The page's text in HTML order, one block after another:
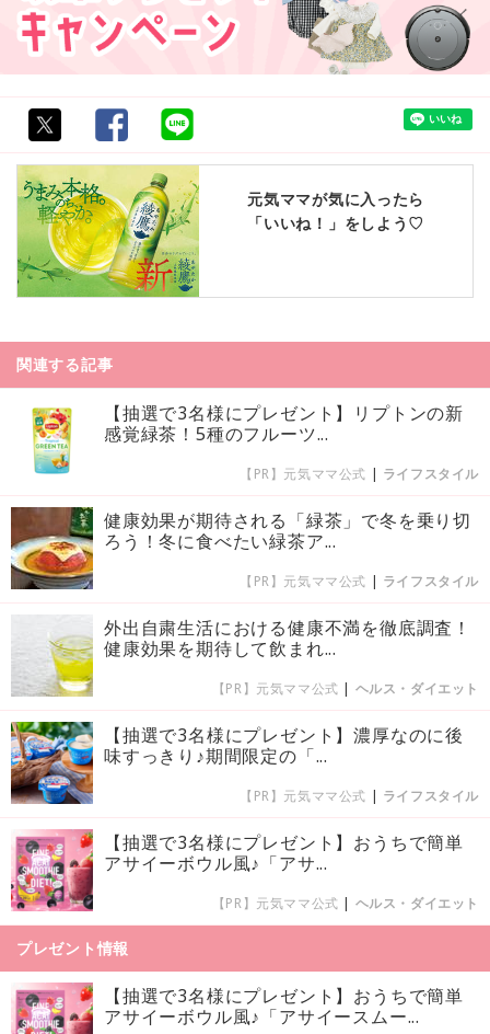
元気ママが気に入ったら
「いいね！」をしよう♡
関連する記事
【抽選で3名様にプレゼント】リプトンの新
感覚緑茶！5種のフルーツ...
【PR】元気ママ公式 | ライフスタイル
健康効果が期待される「緑茶」で冬を乗り切
ろう！冬に食べたい緑茶ア...
【PR】元気ママ公式 | ライフスタイル
外出自粛生活における健康不満を徹底調査！
健康効果を期待して飲まれ...
【PR】元気ママ公式 | ヘルス・ダイエット
【抽選で3名様にプレゼント】濃厚なのに後
味すっきり♪期間限定の「...
【PR】元気ママ公式 | ライフスタイル
【抽選で3名様にプレゼント】おうちで簡単
アサイーボウル風♪「アサ...
【PR】元気ママ公式 | ヘルス・ダイエット
プレゼント情報
【抽選で3名様にプレゼント】おうちで簡単
アサイーボウル風♪「アサイースムー...